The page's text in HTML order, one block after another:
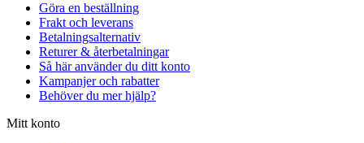
Göra en beställning
Frakt och leverans
Betalningsalternativ
Returer & återbetalningar
Så här använder du ditt konto
Kampanjer och rabatter
Behöver du mer hjälp?
Mitt konto